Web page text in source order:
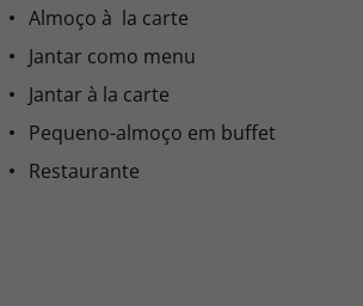
Almoço à la carte
Jantar como menu
Jantar à la carte
Pequeno-almoço em buffet
Restaurante